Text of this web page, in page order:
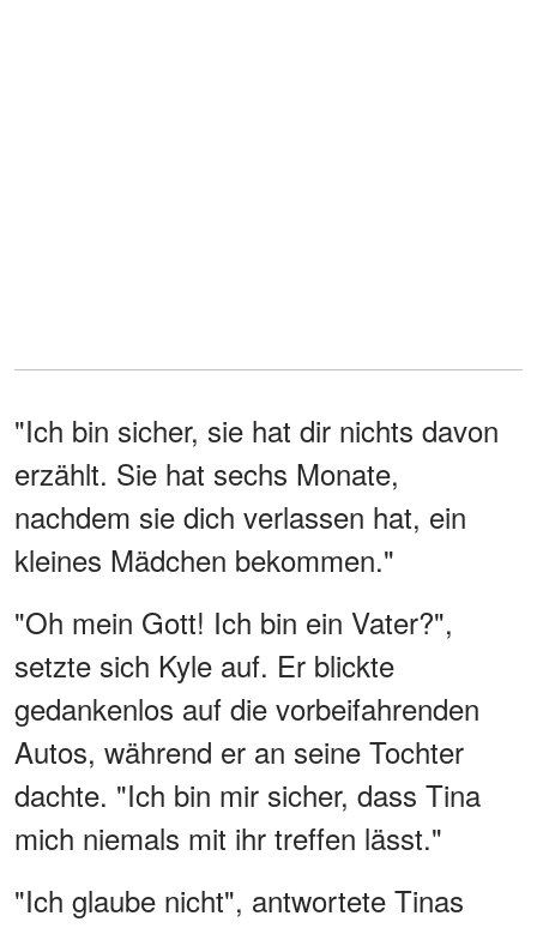
"Ich bin sicher, sie hat dir nichts davon
erzählt. Sie hat sechs Monate,
nachdem sie dich verlassen hat, ein
kleines Mädchen bekommen."
"Oh mein Gott! Ich bin ein Vater?",
setzte sich Kyle auf. Er blickte
gedankenlos auf die vorbeifahrenden
Autos, während er an seine Tochter
dachte. "Ich bin mir sicher, dass Tina
mich niemals mit ihr treffen lässt."
"Ich glaube nicht", antwortete Tinas